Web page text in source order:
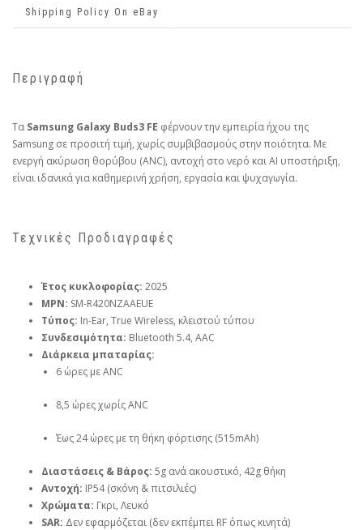
Shipping Policy On eBay
Περιγραφή
Τα Samsung Galaxy Buds3 FE φέρνουν την εμπειρία ήχου της
Samsung σε προσιτή τιμή, χωρίς συμβιβασμούς στην ποιότητα. Με
ενεργή ακύρωση θορύβου (ANC), αντοχή στο νερό και AI υποστήριξη,
είναι ιδανικά για καθημερινή χρήση, εργασία και ψυχαγωγία.
Τεχνικές Προδιαγραφές
Έτος κυκλοφορίας: 2025
MPN: SM-R420NZAAEUE
Τύπος: In-Ear, True Wireless, κλειστού τύπου
Συνδεσιμότητα: Bluetooth 5.4, AAC
Διάρκεια μπαταρίας:
6 ώρες με ANC
8,5 ώρες χωρίς ANC
Έως 24 ώρες με τη θήκη φόρτισης (515mAh)
Διαστάσεις & Βάρος: 5g ανά ακουστικό, 42g θήκη
Αντοχή: IP54 (σκόνη & πιτσιλιές)
Χρώματα: Γκρι, Λευκό
SAR: Δεν εφαρμόζεται (δεν εκπέμπει RF όπως κινητά)